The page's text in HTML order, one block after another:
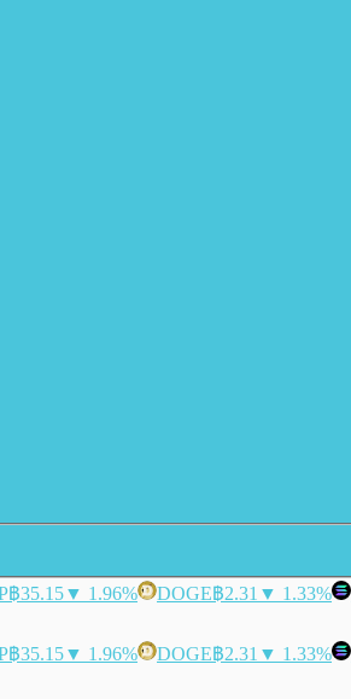
฿35.15▼ 1.96% DOGE฿2.31 ▼ 1.33%
฿35.15▼ 1.96% DOGE฿2.31 ▼ 1.33%